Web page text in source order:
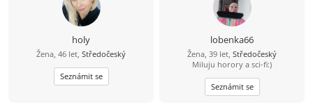
holy
Žena, 46 let, Středočeský
Seznámit se
lobenka66
Žena, 39 let, Středočeský
Miluju horory a sci-fi:)
Seznámit se